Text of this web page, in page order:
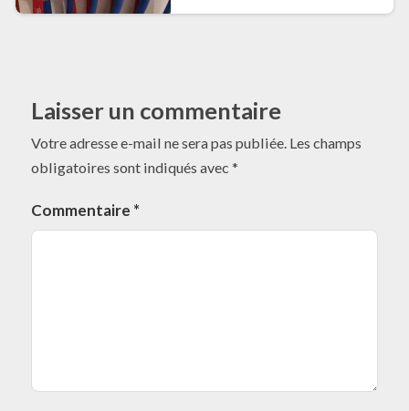
Laisser un commentaire
Votre adresse e-mail ne sera pas publiée. Les champs
obligatoires sont indiqués avec *
Commentaire *